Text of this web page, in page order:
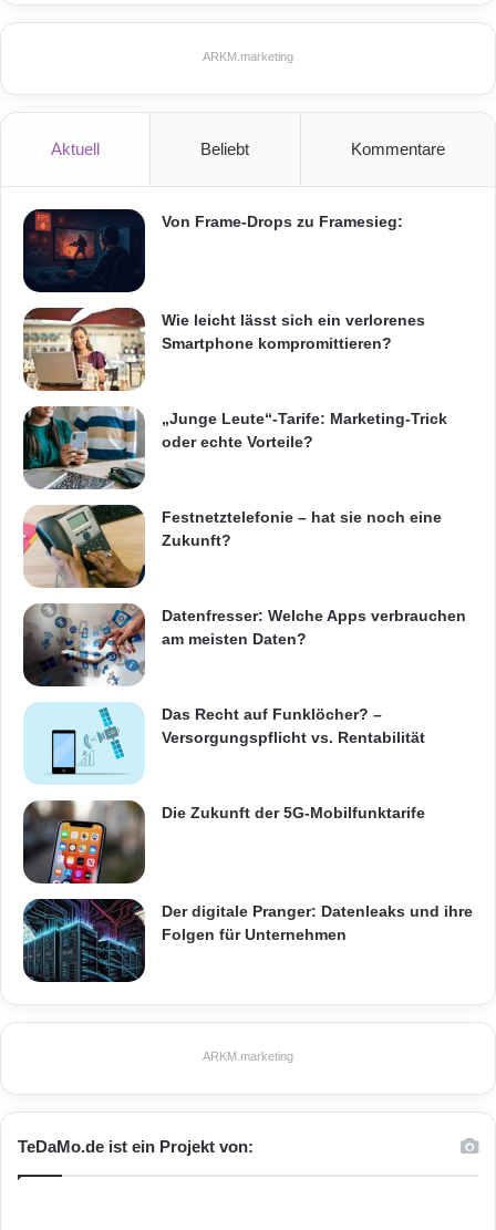
ARKM.marketing
Aktuell Beliebt Kommentare
Von Frame-Drops zu Framesieg:
Wie leicht lässt sich ein verlorenes
Smartphone kompromittieren?
„Junge Leute“-Tarife: Marketing-Trick
oder echte Vorteile?
Festnetztelefonie – hat sie noch eine
Zukunft?
Datenfresser: Welche Apps verbrauchen
am meisten Daten?
Das Recht auf Funklöcher? –
Versorgungspflicht vs. Rentabilität
Die Zukunft der 5G-Mobilfunktarife
Der digitale Pranger: Datenleaks und ihre
Folgen für Unternehmen
ARKM.marketing
TeDaMo.de ist ein Projekt von: